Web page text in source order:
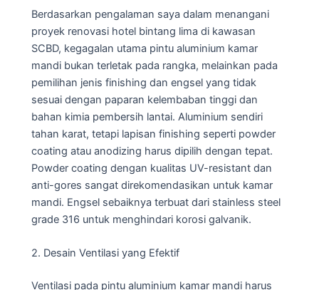
Berdasarkan pengalaman saya dalam menangani
proyek renovasi hotel bintang lima di kawasan
SCBD, kegagalan utama pintu aluminium kamar
mandi bukan terletak pada rangka, melainkan pada
pemilihan jenis finishing dan engsel yang tidak
sesuai dengan paparan kelembaban tinggi dan
bahan kimia pembersih lantai. Aluminium sendiri
tahan karat, tetapi lapisan finishing seperti powder
coating atau anodizing harus dipilih dengan tepat.
Powder coating dengan kualitas UV-resistant dan
anti-gores sangat direkomendasikan untuk kamar
mandi. Engsel sebaiknya terbuat dari stainless steel
grade 316 untuk menghindari korosi galvanik.
2. Desain Ventilasi yang Efektif
Ventilasi pada pintu aluminium kamar mandi harus